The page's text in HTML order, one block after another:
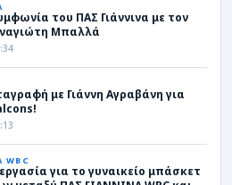
του ΠΑΣ Γιάννινα με τον
Μπαλλά
με Γιάννη Αγραβάνη για
για το γυναικείο μπάσκετ